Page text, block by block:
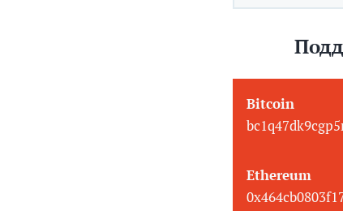
Bitcoin
Ethereum